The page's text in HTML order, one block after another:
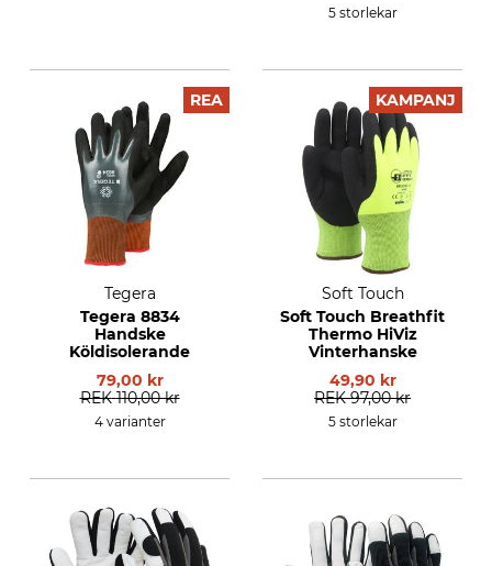
5 storlekar
REA
Tegera
Tegera 8834
Handske
Köldisolerande
79,00 kr
REK 110,00 kr
4 varianter
KAMPANJ
Soft Touch
Soft Touch Breathfit
Thermo HiViz
Vinterhanske
49,90 kr
REK 97,00 kr
5 storlekar